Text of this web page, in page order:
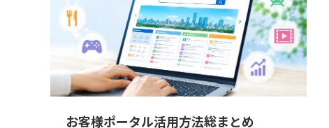
お客様ポータル活用方法総まとめ